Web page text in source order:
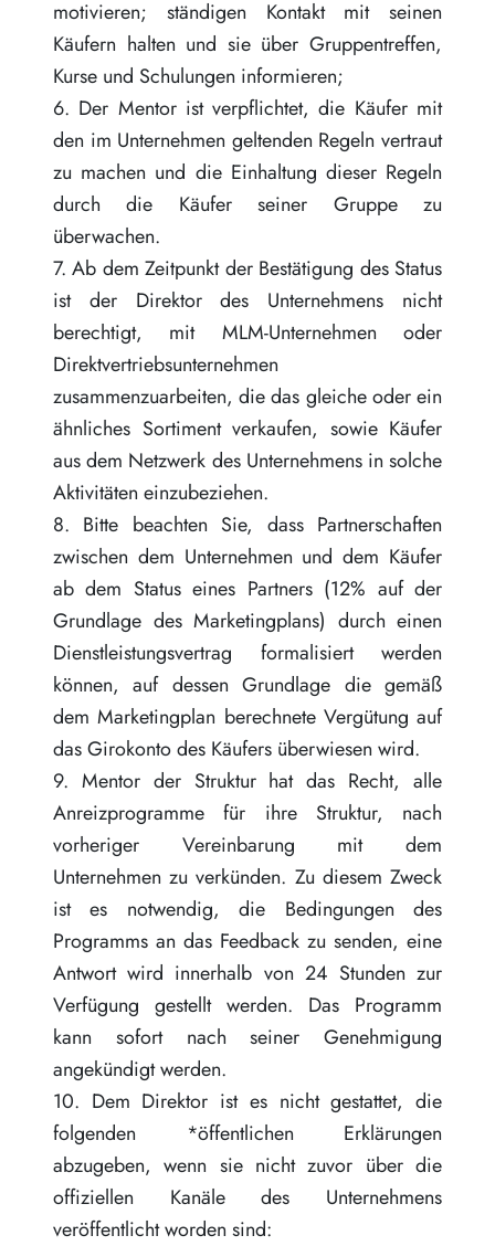
motivieren; ständigen Kontakt mit seinen
Käufern halten und sie über Gruppentreffen,
Kurse und Schulungen informieren;
6. Der Mentor ist verpflichtet, die Käufer mit
den im Unternehmen geltenden Regeln vertraut
zu machen und die Einhaltung dieser Regeln
durch die Käufer seiner Gruppe zu
überwachen.
7. Ab dem Zeitpunkt der Bestätigung des Status
ist der Direktor des Unternehmens nicht
berechtigt, mit MLM-Unternehmen oder
Direktvertriebsunternehmen
zusammenzuarbeiten, die das gleiche oder ein
ähnliches Sortiment verkaufen, sowie Käufer
aus dem Netzwerk des Unternehmens in solche
Aktivitäten einzubeziehen.
8. Bitte beachten Sie, dass Partnerschaften
zwischen dem Unternehmen und dem Käufer
ab dem Status eines Partners (12% auf der
Grundlage des Marketingplans) durch einen
Dienstleistungsvertrag formalisiert werden
können, auf dessen Grundlage die gemäß
dem Marketingplan berechnete Vergütung auf
das Girokonto des Käufers überwiesen wird.
9. Mentor der Struktur hat das Recht, alle
Anreizprogramme für ihre Struktur, nach
vorheriger Vereinbarung mit dem
Unternehmen zu verkünden. Zu diesem Zweck
ist es notwendig, die Bedingungen des
Programms an das Feedback zu senden, eine
Antwort wird innerhalb von 24 Stunden zur
Verfügung gestellt werden. Das Programm
kann sofort nach seiner Genehmigung
angekündigt werden.
10. Dem Direktor ist es nicht gestattet, die
folgenden *öffentlichen Erklärungen
abzugeben, wenn sie nicht zuvor über die
offiziellen Kanäle des Unternehmens
veröffentlicht worden sind: